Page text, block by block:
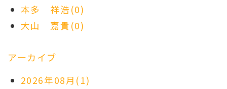
本多 祥浩(0)
大山 嘉貴(0)
アーカイブ
2026年08月(1)